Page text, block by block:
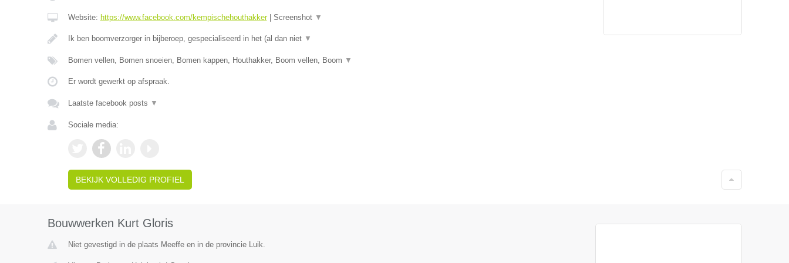
Website: https://www.facebook.com/kempischehouthakker| Screenshot ▼
Ik ben boomverzorger in bijberoep, gespecialiseerd in het (al dan niet ▼
Bomen vellen, Bomen snoeien, Bomen kappen, Houthakker, Boom vellen, Boom ▼
Er wordt gewerkt op afspraak.
Laatste facebook posts ▼
Sociale media:
BEKIJK VOLLEDIG PROFIEL
Bouwwerken Kurt Gloris
Niet gevestigd in de plaats Meeffe en in de provincie Luik.